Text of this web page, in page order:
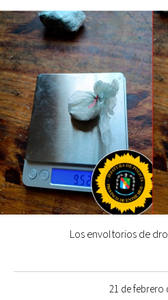
21 de febrero
Los envoltorios de